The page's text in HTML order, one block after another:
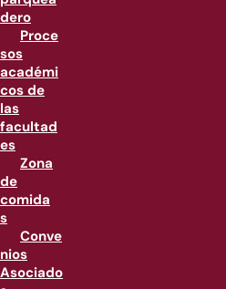
dero
Proce
sos
académi
cos de
las
facultad
es
Zona
de
comida
s
Conve
nios
Asociado